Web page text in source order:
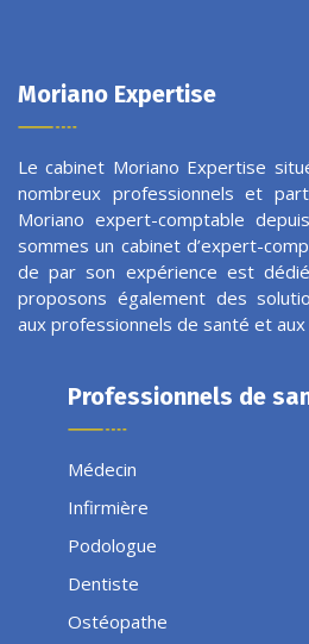
Moriano Expertise
Le cabinet Moriano Expertise
nombreux professionnels et
Moriano expert-comptable
sommes un cabinet d’expert-
de par son expérience est
proposons également des
aux professionnels de santé et
Professionnels de
Médecin
Infirmière
Podologue
Dentiste
Ostéopathe